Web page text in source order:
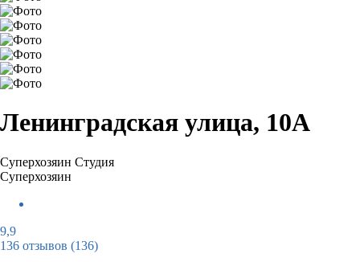
Ленинградская улица, 10А
Суперхозяин Студия
Суперхозяин
9,9
136 отзывов (136)